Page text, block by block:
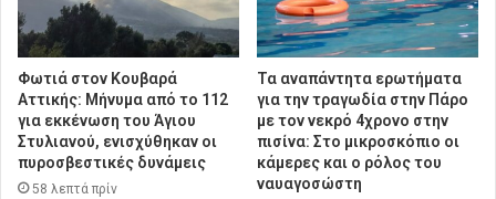
Φωτιά στον Κουβαρά
Αττικής: Μήνυμα από το 112
για εκκένωση του Άγιου
Στυλιανού, ενισχύθηκαν οι
πυροσβεστικές δυνάμεις
58 λεπτά πρίν
Τα αναπάντητα ερωτήματα
για την τραγωδία στην Πάρο
με τον νεκρό 4χρονο στην
πισίνα: Στο μικροσκόπιο οι
κάμερες και ο ρόλος του
ναυαγοσώστη